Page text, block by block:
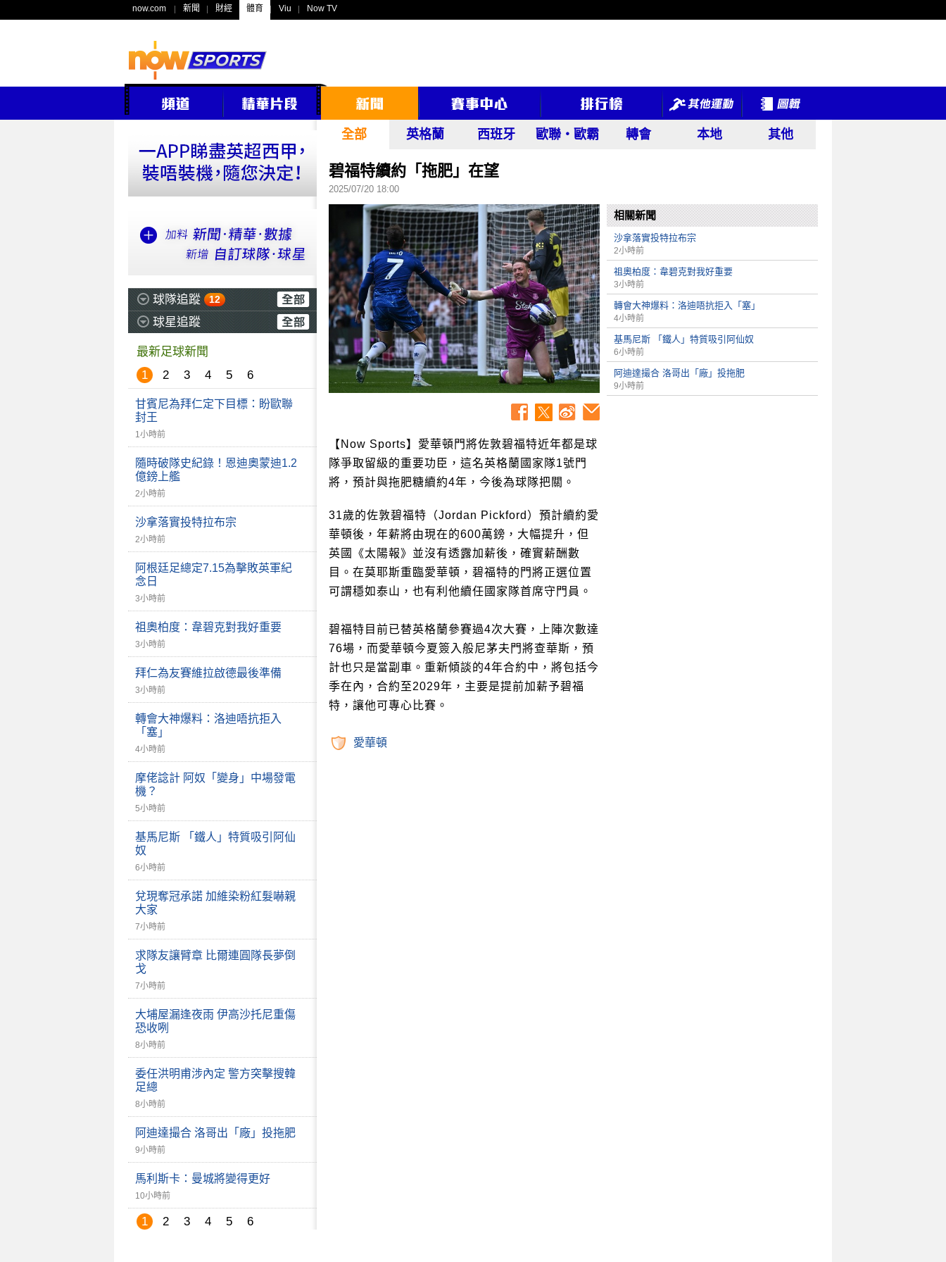
now.com 新聞 財經 體育 Viu Now TV
球隊追蹤 12
球星追蹤
最新足球新聞
1
2 3 4 5 6
甘賓尼為拜仁定下目標：盼歐聯
封王
1小時前
隨時破隊史紀錄！恩迪奧蒙迪1.2
億鎊上艦
2小時前
沙拿落實投特拉布宗
2小時前
阿根廷足總定7.15為擊敗英軍紀
念日
3小時前
祖奧柏度：韋碧克對我好重要
3小時前
拜仁為友賽維拉啟德最後準備
3小時前
轉會大神爆料：洛迪唔抗拒入
「塞」
4小時前
摩佬諗計 阿奴「變身」中場發電
機？
5小時前
基馬尼斯 「鐵人」特質吸引阿仙
奴
6小時前
兌現奪冠承諾 加維染粉紅髮嚇親
大家
7小時前
求隊友讓臂章 比爾連圓隊長夢倒
戈
7小時前
大埔屋漏逢夜雨 伊高沙托尼重傷
恐收咧
8小時前
委任洪明甫涉內定 警方突擊搜韓
足總
8小時前
阿迪達撮合 洛哥出「廠」投拖肥
9小時前
馬利斯卡：曼城將變得更好
10小時前
1 2 3 4 5 6
全部 英格蘭 西班牙 歐聯‧歐霸 轉會 本地 其他
碧福特續約「拖肥」在望
2025/07/20 18:00
【Now Sports】愛華頓門將佐敦碧福特近年都是球
隊爭取留級的重要功臣，這名英格蘭國家隊1號門
將，預計與拖肥糖續約4年，今後為球隊把關。
31歲的佐敦碧福特（Jordan Pickford）預計續約愛
華頓後，年薪將由現在的600萬鎊，大幅提升，但
英國《太陽報》並沒有透露加薪後，確實薪酬數
目。在莫耶斯重臨愛華頓，碧福特的門將正選位置
可謂穩如泰山，也有利他續任國家隊首席守門員。
碧福特目前已替英格蘭參賽過4次大賽，上陣次數達
76場，而愛華頓今夏簽入般尼茅夫門將查華斯，預
計也只是當副車。重新傾談的4年合約中，將包括今
季在內，合約至2029年，主要是提前加薪予碧福
特，讓他可專心比賽。
愛華頓
相關新聞
沙拿落實投特拉布宗
2小時前
祖奧柏度：韋碧克對我好重要
3小時前
轉會大神爆料：洛迪唔抗拒入「塞」
4小時前
基馬尼斯 「鐵人」特質吸引阿仙奴
6小時前
阿迪達撮合 洛哥出「廠」投拖肥
9小時前